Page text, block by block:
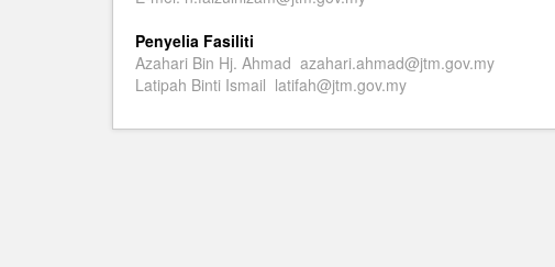
Penyelia Fasiliti
Azahari Bin Hj. Ahmad azahari.ahmad@jtm.gov.my
Latipah Binti Ismail latifah@jtm.gov.my